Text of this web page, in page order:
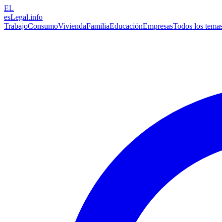
EL
esLegal.info
TrabajoConsumoViviendaFamiliaEducaciónEmpresasTodos los